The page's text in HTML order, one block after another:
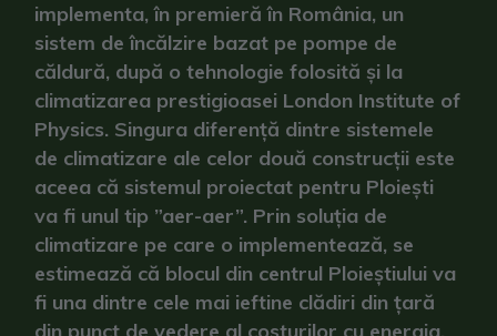
implementa, în premieră în România, un
sistem de încălzire bazat pe pompe de
căldură, după o tehnologie folosită și la
climatizarea prestigioasei London Institute of
Physics. Singura diferență dintre sistemele
de climatizare ale celor două construcții este
aceea că sistemul proiectat pentru Ploiești
va fi unul tip ”aer-aer”. Prin soluția de
climatizare pe care o implementează, se
estimează că blocul din centrul Ploieștiului va
fi una dintre cele mai ieftine clădiri din țară